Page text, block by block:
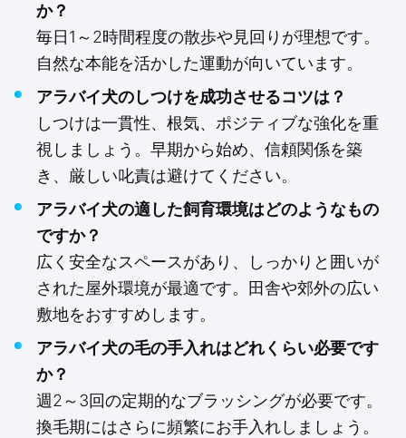
か？
毎日1～2時間程度の散歩や見回りが理想です。
自然な本能を活かした運動が向いています。
アラバイ犬のしつけを成功させるコツは？
しつけは一貫性、根気、ポジティブな強化を重
視しましょう。早期から始め、信頼関係を築
き、厳しい叱責は避けてください。
アラバイ犬の適した飼育環境はどのようなもの
ですか？
広く安全なスペースがあり、しっかりと囲いが
された屋外環境が最適です。田舎や郊外の広い
敷地をおすすめします。
アラバイ犬の毛の手入れはどれくらい必要です
か？
週2～3回の定期的なブラッシングが必要です。
換毛期にはさらに頻繁にお手入れしましょう。